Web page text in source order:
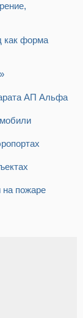
как форма
АП Альфа
пожаре